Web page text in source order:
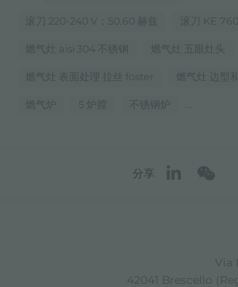
滚刀 220-240 V；50.60 赫兹 滚刀 KE
燃气灶 aisi 304 不锈钢 燃气灶 五眼灶头
燃气灶 表面处理 拉丝 foster 燃气灶 边型
燃气炉 5 炉膛 不锈钢炉
分享
Via
42041 Brescello